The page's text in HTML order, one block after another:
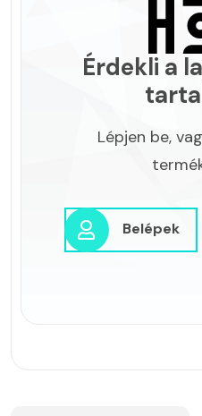
Érdekli a
Lépjen be,
Belépek